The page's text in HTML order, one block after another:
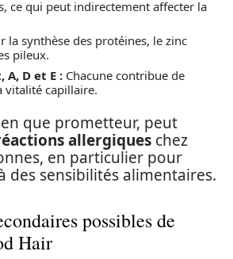
ce qui peut indirectement affecter la
la synthèse des protéines, le zinc
pileux.
A, D et E : Chacune contribue de
vitalité capillaire.
que prometteur, peut
allergiques chez
en particulier pour
des sensibilités alimentaires.
possibles de
Hair